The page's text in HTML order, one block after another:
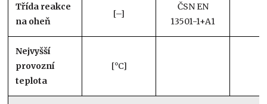
Třída reakce
na oheň
[–]
ČSN EN
13501-1+A1
Nejvyšší
provozní
teplota
[°C]